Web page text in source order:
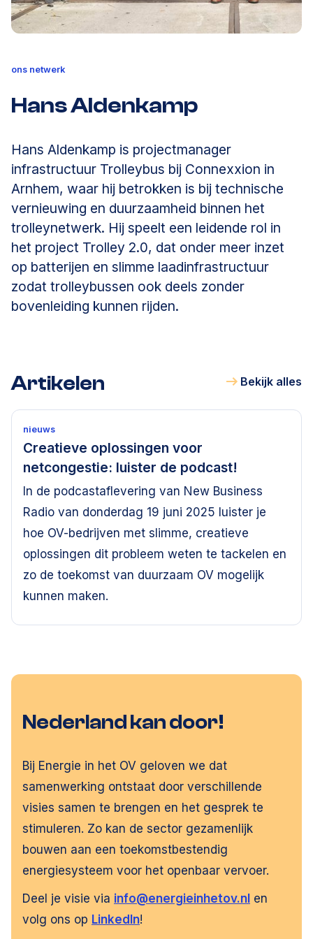
ons netwerk
Hans Aldenkamp
Hans Aldenkamp is projectmanager
infrastructuur Trolleybus bij Connexxion in
Arnhem, waar hij betrokken is bij technische
vernieuwing en duurzaamheid binnen het
trolleynetwerk. Hij speelt een leidende rol in
het project Trolley 2.0, dat onder meer inzet
op batterijen en slimme laadinfrastructuur
zodat trolleybussen ook deels zonder
bovenleiding kunnen rijden.
Artikelen Bekijk alles
nieuws
Creatieve oplossingen voor
netcongestie: luister de podcast!
In de podcastaflevering van New Business
Radio van donderdag 19 juni 2025 luister je
hoe OV-bedrijven met slimme, creatieve
oplossingen dit probleem weten te tackelen en
zo de toekomst van duurzaam OV mogelijk
kunnen maken.
Nederland kan door!
Bij Energie in het OV geloven we dat
samenwerking ontstaat door verschillende
visies samen te brengen en het gesprek te
stimuleren. Zo kan de sector gezamenlijk
bouwen aan een toekomstbestendig
energiesysteem voor het openbaar vervoer.
Deel je visie via info@energieinhetov.nl en
volg ons op LinkedIn!